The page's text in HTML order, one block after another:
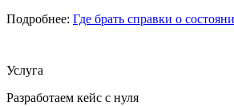
Подробнее: Где брать справки о
Услуга
Разработаем кейс с нуля